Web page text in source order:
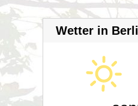
Wetter in